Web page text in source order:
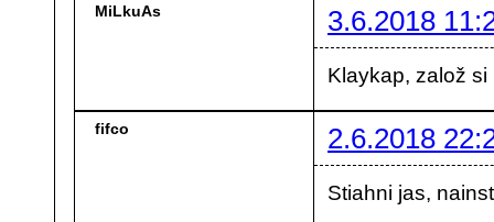
MiLkuAs 3.6.2018
Klaykap, založ si
fifco 2.6.2018
Stiahni jas,